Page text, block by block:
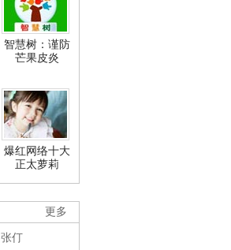
智慧树：谨防
芒果皮炎
爆红网络十大
正太萝莉
更多
张仃